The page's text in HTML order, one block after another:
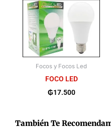
Focos y Focos Led
FOCO LED
₲17.500
También Te